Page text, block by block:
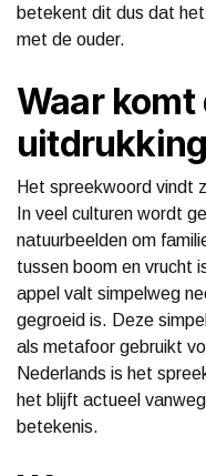
betekent dit dus dat
met de ouder.
Waar komt
Het spreekwoord vindt
In veel culturen wordt
natuurbeelden om
tussen boom en vrucht
appel valt simpelweg
gegroeid is. Deze
als metafoor gebruikt
Nederlands is het
het blijft actueel
betekenis.